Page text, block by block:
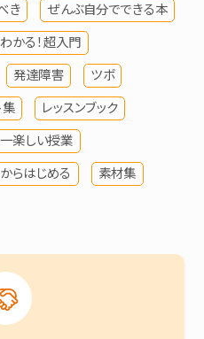
き ぜんぶ自分でできる本
かる！超入門
発達障害 ツボ
集 レッスンブック
楽しい授業
らはじめる 素材集